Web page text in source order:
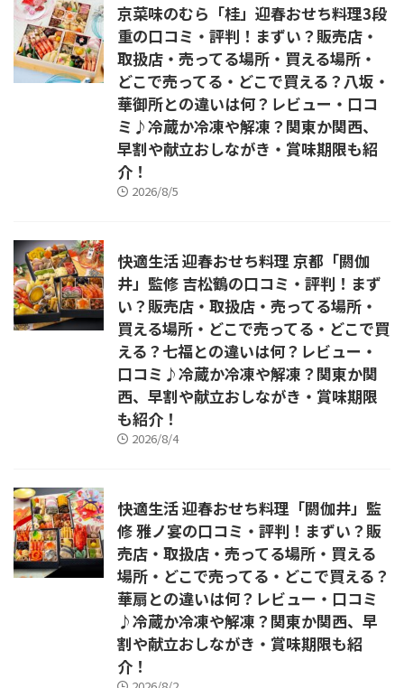
京菜味のむら「桂」迎春おせち料理3段
重の口コミ・評判！まずい？販売店・
取扱店・売ってる場所・買える場所・
どこで売ってる・どこで買える？八坂・
華御所との違いは何？レビュー・口コ
ミ♪冷蔵か冷凍や解凍？関東か関西、
早割や献立おしながき・賞味期限も紹
介！
2026/8/5
快適生活 迎春おせち料理 京都「閼伽
井」監修 吉松鶴の口コミ・評判！まず
い？販売店・取扱店・売ってる場所・
買える場所・どこで売ってる・どこで買
える？七福との違いは何？レビュー・
口コミ♪冷蔵か冷凍や解凍？関東か関
西、早割や献立おしながき・賞味期限
も紹介！
2026/8/4
快適生活 迎春おせち料理「閼伽井」監
修 雅ノ宴の口コミ・評判！まずい？販
売店・取扱店・売ってる場所・買える
場所・どこで売ってる・どこで買える？
華扇との違いは何？レビュー・口コミ
♪冷蔵か冷凍や解凍？関東か関西、早
割や献立おしながき・賞味期限も紹
介！